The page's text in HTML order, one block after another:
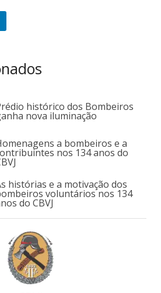
histórico dos Bombeiros
nova iluminação
a bombeiros e a
nos 134 anos do
histórias e a motivação dos
voluntários nos 134
do CBVJ